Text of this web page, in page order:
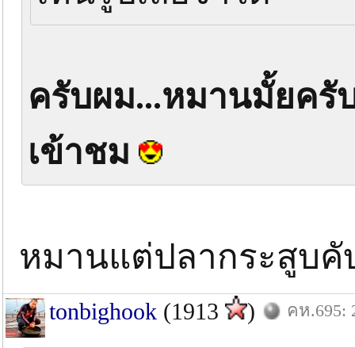
ครับผม...หมานมั้ยค
เข้าชม
หมานแต่ปลากระสูบคั
tonbighook (1913 ) คห.695: